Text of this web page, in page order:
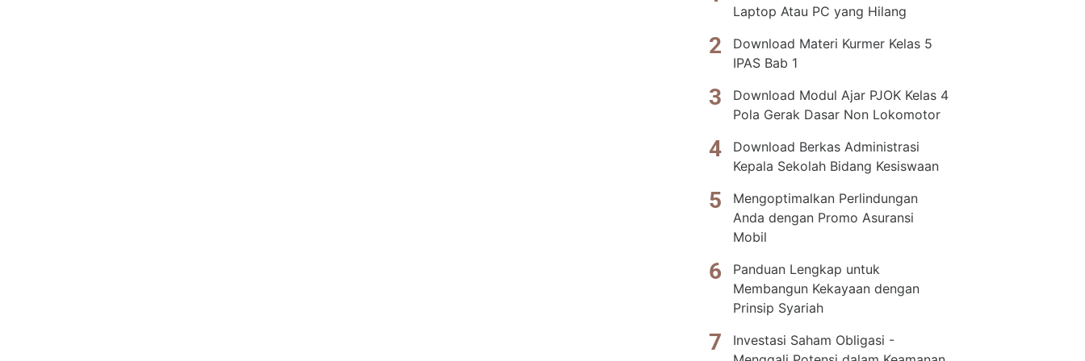
Laptop Atau PC yang Hilang
Download Materi Kurmer Kelas 5
IPAS Bab 1
Download Modul Ajar PJOK Kelas 4
Pola Gerak Dasar Non Lokomotor
Download Berkas Administrasi
Kepala Sekolah Bidang Kesiswaan
Mengoptimalkan Perlindungan
Anda dengan Promo Asuransi
Mobil
Panduan Lengkap untuk
Membangun Kekayaan dengan
Prinsip Syariah
Investasi Saham Obligasi -